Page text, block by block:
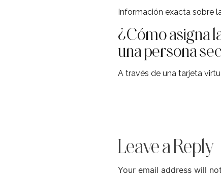
Información exacta sobre
¿Cómo asigna
una persona
A través de una tarjeta
Leave a Reply
Your email address will